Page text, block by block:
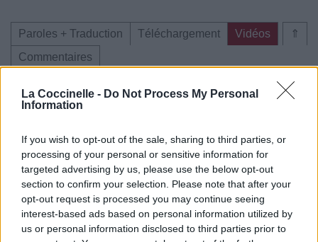
La Coccinelle - Do Not Process My Personal
Information
If you wish to opt-out of the sale, sharing to third parties, or
processing of your personal or sensitive information for
targeted advertising by us, please use the below opt-out
section to confirm your selection. Please note that after your
opt-out request is processed you may continue seeing
interest-based ads based on personal information utilized by
us or personal information disclosed to third parties prior to
⇑
Paroles + Traduction Téléchargement
Vidéos
Commentaires
Voir la vidéo de «Better Half»
Chanson sans vidéo Concert/Live Concert/Live